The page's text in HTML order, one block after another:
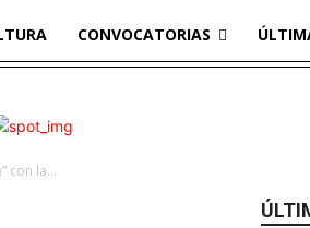
CONVOCATORIAS
con la...